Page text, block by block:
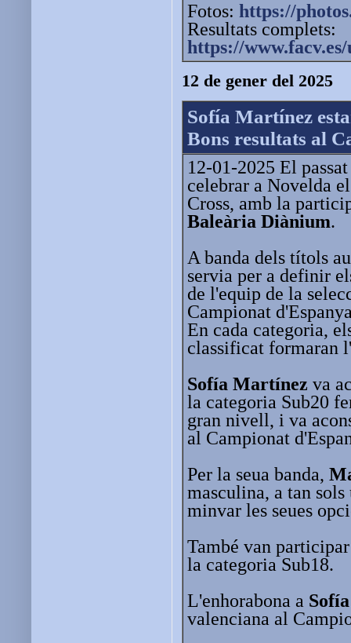
Fotos: https://
Resultats complets:
https://
12 de gener del 2025
Sofía Martínez
Bons resultats al
12-01-2025 El
celebrar a Novelda
Cross, amb la
Baleària Diànium.
A banda dels títols
servia per a definir
de l'equip de la
Campionat
En cada categoria,
classificat formaran
Sofía Martínez va
la categoria Sub20
gran nivell, i va
al Campionat
Per la seua banda,
masculina, a tan
minvar les seues
També van
la categoria Sub18.
L'enhorabona a Sofía
valenciana al